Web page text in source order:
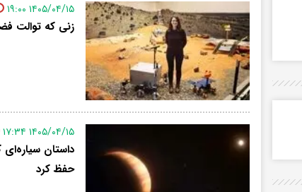
۱۴۰۵/۰۴/۱۵ ۱۹:۰۰
زنی که توالت
۱۴۰۵/۰۴/۱۵ ۱۷:۳۴
داستان
حفظ کرد